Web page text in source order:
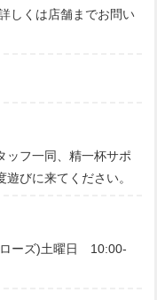
しくは店舗までお問い
ッフ一同、精一杯サポ
びに来てください。
ーズ)土曜日 10:00-